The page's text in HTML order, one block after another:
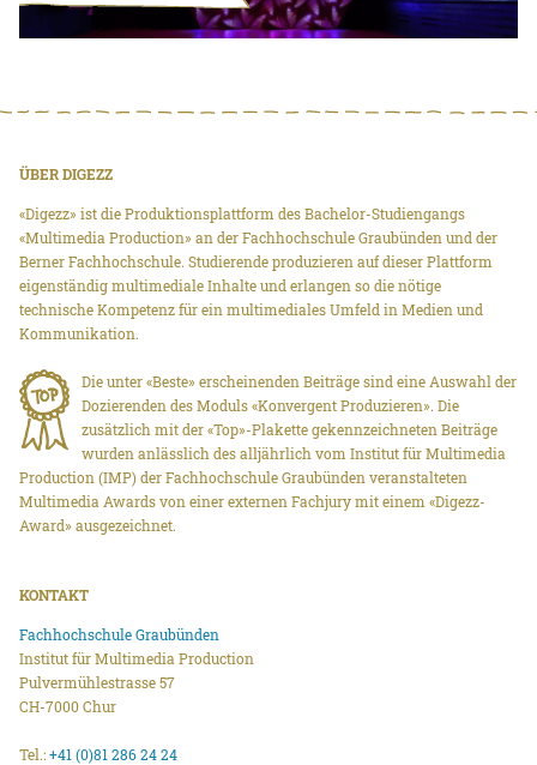
ÜBER DIGEZZ
«Digezz» ist die Produktionsplattform des Bachelor-Studiengangs
«Multimedia Production» an der Fachhochschule Graubünden und der
Berner Fachhochschule. Studierende produzieren auf dieser Plattform
eigenständig multimediale Inhalte und erlangen so die nötige
technische Kompetenz für ein multimediales Umfeld in Medien und
Kommunikation.
Die unter «Beste» erscheinenden Beiträge sind eine Auswahl der
Dozierenden des Moduls «Konvergent Produzieren». Die
zusätzlich mit der «Top»-Plakette gekennzeichneten Beiträge
wurden anlässlich des alljährlich vom Institut für Multimedia
Production (IMP) der Fachhochschule Graubünden veranstalteten
Multimedia Awards von einer externen Fachjury mit einem «Digezz-
Award» ausgezeichnet.
KONTAKT
Fachhochschule Graubünden
Institut für Multimedia Production
Pulvermühlestrasse 57
CH-7000 Chur
Tel.:+41 (0)81 286 24 24